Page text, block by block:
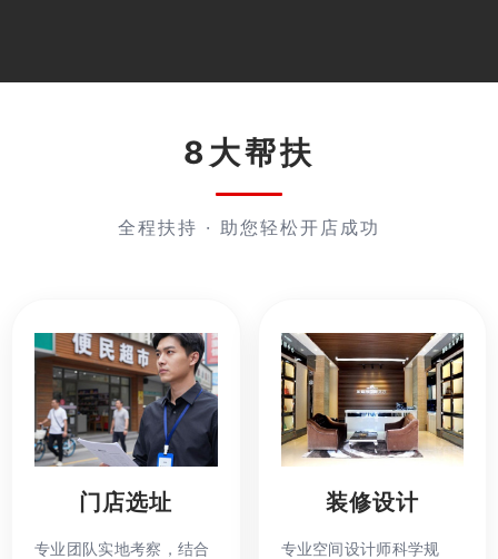
8大帮扶
全程扶持 · 助您轻松开店成功
门店选址
专业团队实地考察，结合
装修设计
专业空间设计师科学规